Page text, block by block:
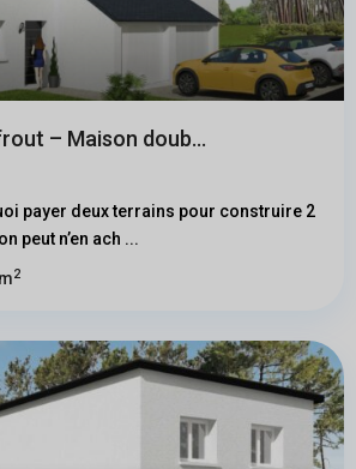
– Maison doub...
payer deux terrains pour construire 2
peut n’en ach ...
2